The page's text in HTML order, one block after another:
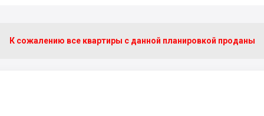
К сожалению все квартиры c данной планировкой проданы